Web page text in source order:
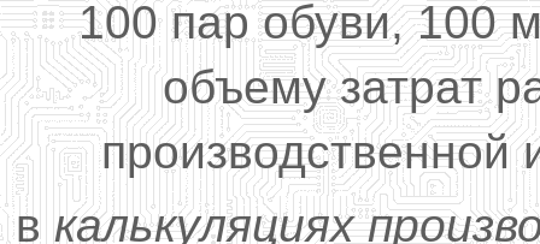
100 пар обуви, 100
объему затрат
производственной
в калькуляциях